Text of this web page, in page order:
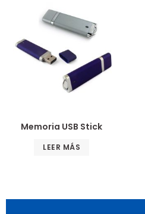
Memoria USB Stick
LEER MÁS